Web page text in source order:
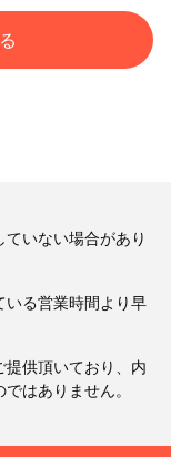
いない場合があり
いる営業時間より早
供頂いており、内
はありません。